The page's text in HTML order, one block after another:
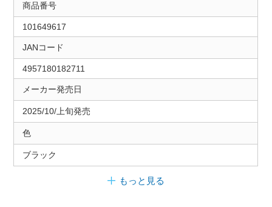
商品番号
101649617
JANコード
4957180182711
メーカー発売日
2025/10/上旬発売
色
ブラック
もっと見る